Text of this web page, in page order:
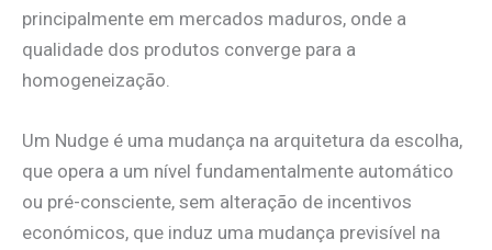
principalmente em mercados maduros, onde a
qualidade dos produtos converge para a
homogeneização.
Um Nudge é uma mudança na arquitetura da escolha,
que opera a um nível fundamentalmente automático
ou pré-consciente, sem alteração de incentivos
económicos, que induz uma mudança previsível na